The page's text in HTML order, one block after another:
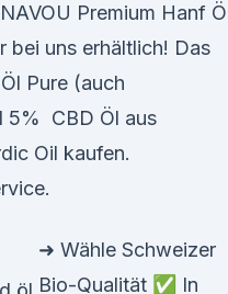
Premium Hanf
bei uns erhältlich! Das
Pure (auch
5% CBD Öl aus
Oil kaufen.
➜ Wähle Schweizer
Bio-Qualität ✅ In